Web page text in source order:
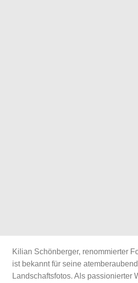
Kilian Schönberger, renommierter
ist bekannt für seine
Landschaftsfotos. Als passionierter